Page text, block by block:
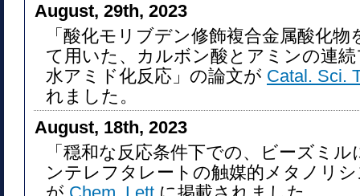
August, 29th, 2023
「酸化モリブデン修飾複合金属酸化
て用いた、カルボン酸とアミンの連
水アミド化反応」の論文が Catal. Sci.
れました。
August, 18th, 2023
「穏和な反応条件下での、ビーズミ
ンテレフタレートの触媒的メタノリ